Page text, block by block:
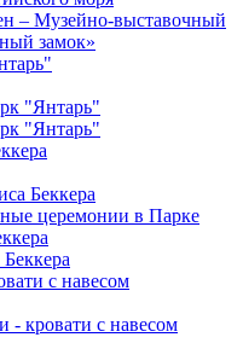
– Музейно-выставочный
замок»
"Янтарь"
"Янтарь"
Беккера
церемонии в Парке
с навесом
кровати с навесом